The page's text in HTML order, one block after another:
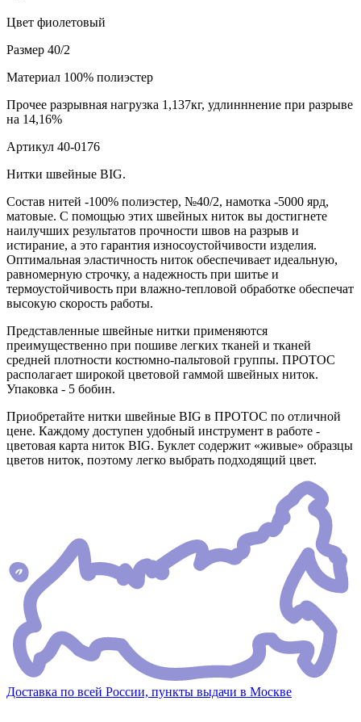
Цвет фиолетовый
Размер 40/2
Материал 100% полиэстер
Прочее разрывная нагрузка 1,137кг, удлинннение при разрыве
на 14,16%
Артикул 40-0176
Нитки швейные BIG.
Состав нитей -100% полиэстер, №40/2, намотка -5000 ярд,
матовые. С помощью этих швейных ниток вы достигнете
наилучших результатов прочности швов на разрыв и
истирание, а это гарантия износоустойчивости изделия.
Оптимальная эластичность ниток обеспечивает идеальную,
равномерную строчку, а надежность при шитье и
термоустойчивость при влажно-тепловой обработке обеспечат
высокую скорость работы.
Представленные швейные нитки применяются
преимущественно при пошиве легких тканей и тканей
средней плотности костюмно-пальтовой группы. ПРОТОС
располагает широкой цветовой гаммой швейных ниток.
Упаковка - 5 бобин.
Приобретайте нитки швейные BIG в ПРОТОС по отличной
цене. Каждому доступен удобный инструмент в работе -
цветовая карта ниток BIG. Буклет содержит «живые» образцы
цветов ниток, поэтому легко выбрать подходящий цвет.
Доставка по всей России, пункты выдачи в Москве